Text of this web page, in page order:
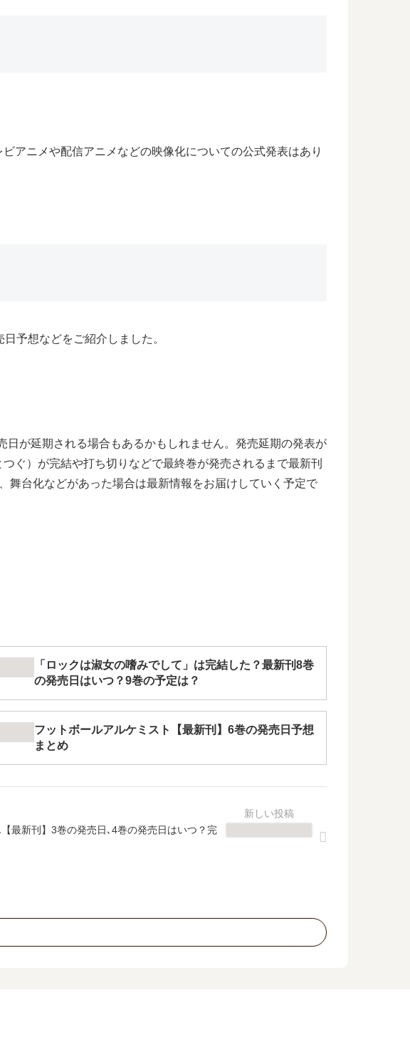
アニメや配信アニメなどの映像化についての公式発表はあり
予想などをご紹介しました。
が延期される場合もあるかもしれません。発売延期の発表が
ぐ）が完結や打ち切りなどで最終巻が発売されるまで最新刊
舞台化などがあった場合は最新情報をお届けしていく予定で
「ロックは淑女の嗜みでして」は完結した？最新刊8巻
の発売日はいつ？9巻の予定は？
フットボールアルケミスト【最新刊】6巻の発売日予想
まとめ
最新刊】3巻の発売日､4巻の発売日はいつ？完